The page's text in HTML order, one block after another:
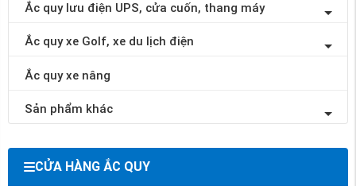
Ắc quy lưu điện UPS, cửa cuốn, thang máy
Ắc quy xe Golf, xe du lịch điện
Ắc quy xe nâng
Sản phẩm khác
CỬA HÀNG ẮC QUY